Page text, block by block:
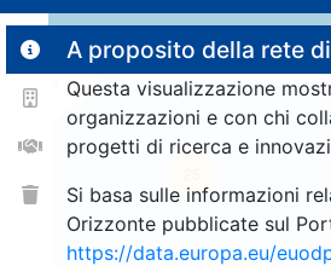
A proposito della rete
Questa visualizzazione
organizzazioni e con chi
progetti di ricerca e
Si basa sulle informazioni
Orizzonte pubblicate sul
https://data.europa.eu/